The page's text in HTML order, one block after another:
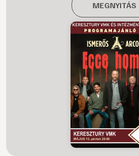
MEGNYITÁS